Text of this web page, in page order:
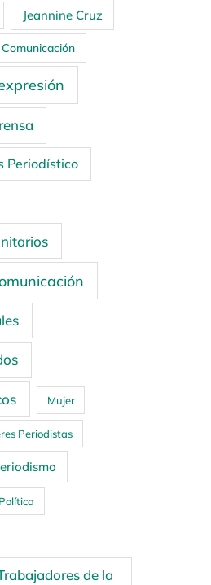
Jeannine Cruz
Periodístico
Mujer
Periodistas
Política
de la